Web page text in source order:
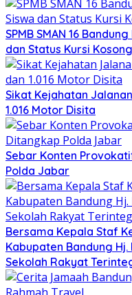
SPMB SMAN 16
dan Status Kursi
Sikat Kejahatan
1.016 Motor Disita
Sebar Konten
Polda Jabar
Bersama Kepala Staf
Kabupaten Bandung Hj.
Sekolah Rakyat